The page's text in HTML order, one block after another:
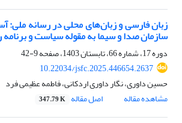
زبان فارسی و زبان‌های محلی در رسانه
سازمان صدا و سیما به مقوله سیاست و برنامه
دوره 17، شماره 66، تابستان 1403، صفحه
9-42
10.22034/jsfc.2025.446654.2637
حسین داوری، نگار داوری اردکانی، فاطمه عظیمی فرد
مشاهده مقاله
اصل مقاله 347.79 K